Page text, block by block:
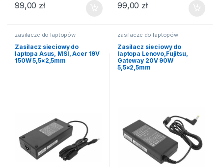
99,00 zł 99,00 zł
zasilacze do laptopów
Zasilacz sieciowy do
laptopa Asus, MSI, Acer 19V
150W 5,5×2,5mm
zasilacze do laptopów
Zasilacz sieciowy do
laptopa Lenovo,Fujitsu,
Gateway 20V 90W
5,5×2,5mm